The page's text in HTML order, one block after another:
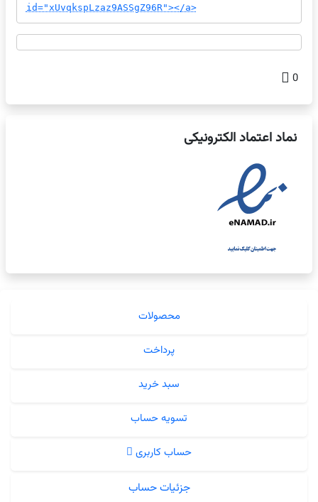
id="xUvqkspLzaz9ASSgZ96R"></a>
0
نماد اعتماد الکترونیکی
محصولات
پرداخت
سبد خرید
تسویه حساب
حساب کاربری
جزئیات حساب